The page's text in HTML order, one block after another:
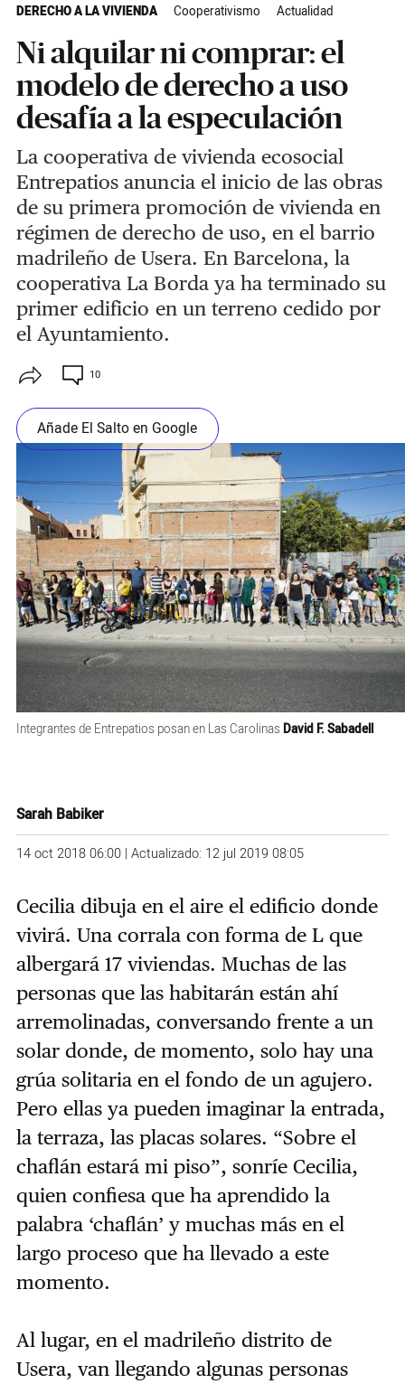
DERECHO A LA VIVIENDA Cooperativismo Actualidad
Ni alquilar ni comprar: el
modelo de derecho a uso
desafía a la especulación
La cooperativa de vivienda ecosocial
Entrepatios anuncia el inicio de las obras
de su primera promoción de vivienda en
régimen de derecho de uso, en el barrio
madrileño de Usera. En Barcelona, la
cooperativa La Borda ya ha terminado su
primer edificio en un terreno cedido por
el Ayuntamiento.
10
Añade El Salto en Google
Integrantes de Entrepatios posan en Las Carolinas David F. Sabadell
Sarah Babiker
14 oct 2018 06:00 | Actualizado: 12 jul 2019 08:05
Cecilia dibuja en el aire el edificio donde
vivirá. Una corrala con forma de L que
albergará 17 viviendas. Muchas de las
personas que las habitarán están ahí
arremolinadas, conversando frente a un
solar donde, de momento, solo hay una
grúa solitaria en el fondo de un agujero.
Pero ellas ya pueden imaginar la entrada,
la terraza, las placas solares. “Sobre el
chaflán estará mi piso”, sonríe Cecilia,
quien confiesa que ha aprendido la
palabra ‘chaflán’ y muchas más en el
largo proceso que ha llevado a este
momento.
Al lugar, en el madrileño distrito de
Usera, van llegando algunas personas